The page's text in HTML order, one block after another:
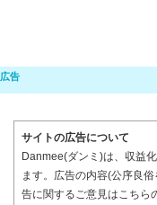
サイトの広告について
Danmee(ダンミ)は、収益
ます。広告の内容(公序良
告に関するご意見はこちら